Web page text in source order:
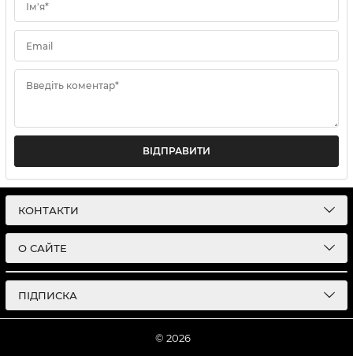
Ім'я*
Email
Введіть коментар*
ВІДПРАВИТИ
КОНТАКТИ
О САЙТЕ
ПІДПИСКА
© 2026